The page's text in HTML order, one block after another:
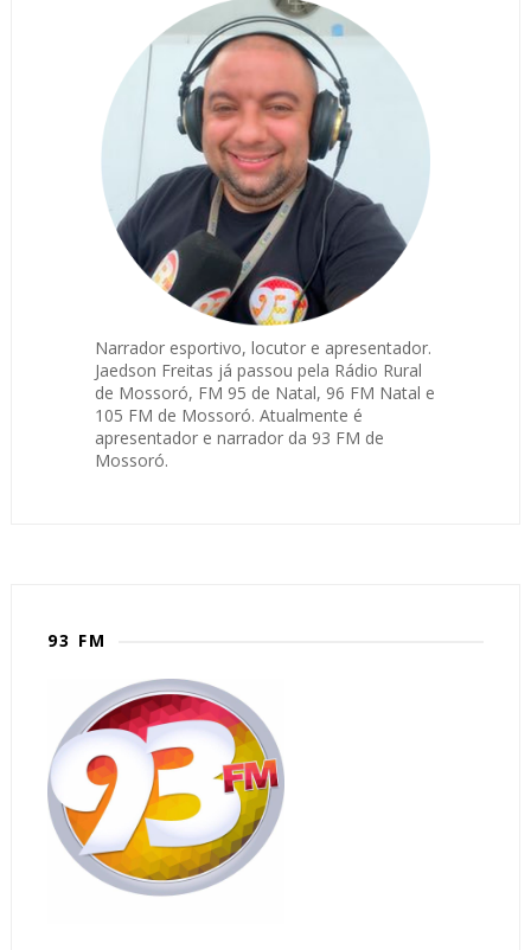
Narrador esportivo, locutor e apresentador.
Jaedson Freitas já passou pela Rádio Rural
de Mossoró, FM 95 de Natal, 96 FM Natal e
105 FM de Mossoró. Atualmente é
apresentador e narrador da 93 FM de
Mossoró.
93 FM